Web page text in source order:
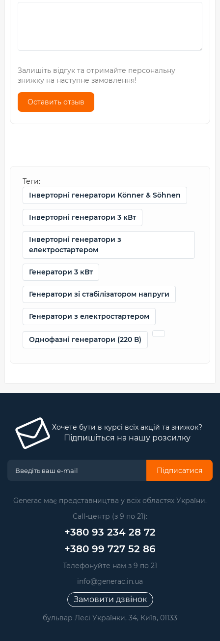
Залишіть відгук та отримайте персональну
знижку на наступне замовлення!
Оставить отзыв
Теги:
Інверторні генератори Könner & Söhnen
Інверторні генератори 3 кВт
Інверторні генератори з
електростартером
Генератори 3 кВт
Генератори зі стабілізатором напруги
Генератори з електростартером
Однофазні генератори (220 В)
Хочете бути в курсі всіх акцій та знижок?
Підпишіться на нашу розсилку
Підписатися
Generac має представництва у всіх областях України.
Call-центр (з 9 по 21):
+380 93 234 28 72
+380 99 727 52 86
Телефонуйте нам з 9 по 21
info@generac.in.ua
Замовити дзвінок
бульвар Лесі Українки, 34, Київ, 01133